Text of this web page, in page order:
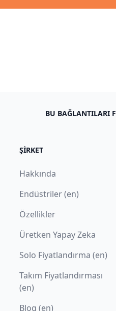
BU BAĞLANTILARI
ŞIRKET
Hakkında
Endüstriler (en)
Özellikler
Üretken Yapay Zeka
Solo Fiyatlandırma (en)
Takım Fiyatlandırması
(en)
Blog (en)